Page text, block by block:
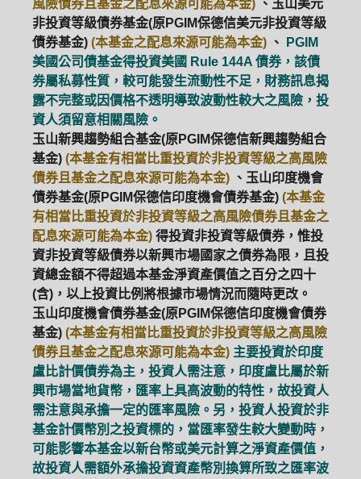
風險債券且基金之配息來源可能為本金) 、玉山美元
非投資等級債券基金(原PGIM保德信美元非投資等級
債券基金) (本基金之配息來源可能為本金) 、
PGIM
美國公司債基金得投資美國 Rule 144A 債券，該債
券屬私募性質，較可能發生流動性不足，財務訊息揭
露不完整或因價格不透明導致波動性較大之風險，投
資人須留意相關風險。
玉山新興趨勢組合基金(原PGIM保德信新興趨勢組合
基金) (本基金有相當比重投資於非投資等級之高風險
債券且基金之配息來源可能為本金) 、玉山印度機會
債券基金(原PGIM保德信印度機會債券基金) (本基金
有相當比重投資於非投資等級之高風險債券且基金之
配息來源可能為本金) 得投資非投資等級債券，惟投
資非投資等級債券以新興市場國家之債券為限，且投
資總金額不得超過本基金淨資產價值之百分之四十
(含)，以上投資比例將根據市場情況而隨時更改。
玉山印度機會債券基金(原PGIM保德信印度機會債券
基金) (本基金有相當比重投資於非投資等級之高風險
債券且基金之配息來源可能為本金) 主要投資於印度
盧比計價債券為主，投資人需注意，印度盧比屬於新
興市場當地貨幣，匯率上具高波動的特性，故投資人
需注意與承擔一定的匯率風險。另，投資人投資於非
基金計價幣別之投資標的，當匯率發生較大變動時，
可能影響本基金以新台幣或美元計算之淨資產價值，
故投資人需額外承擔投資資產幣別換算所致之匯率波